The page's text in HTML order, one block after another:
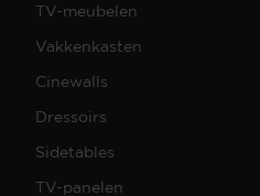
TV-meubelen
Vakkenkasten
Cinewalls
Dressoirs
Sidetables
TV-panelen